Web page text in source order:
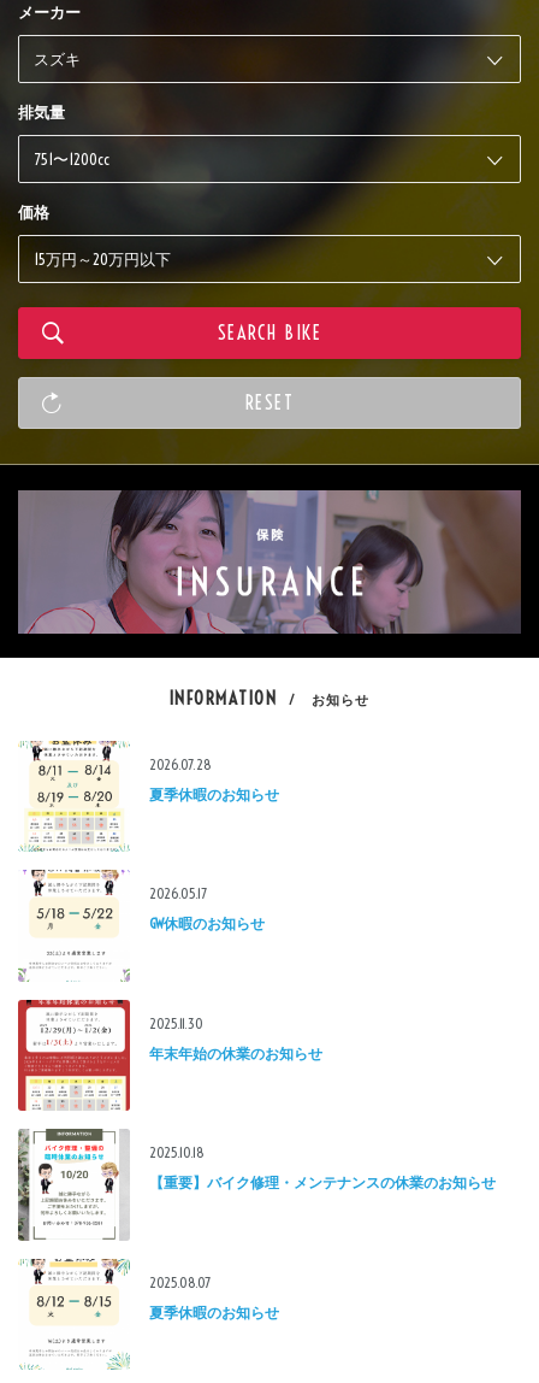
メーカー
排気量
価格
INFORMATION / お知らせ
2026.07.28
夏季休暇のお知らせ
2026.05.17
GW休暇のお知らせ
2025.11.30
年末年始の休業のお知らせ
2025.10.18
【重要】バイク修理・メンテナンスの休業のお知らせ
2025.08.07
夏季休暇のお知らせ